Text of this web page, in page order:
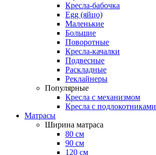
Кресла-бабочка
Egg (яйцо)
Маленькие
Большие
Поворотные
Кресла-качалки
Подвесные
Раскладные
Реклайнеры
Популярные
Кресла с механизмом
Кресла с подлокотниками
Матрасы
Ширина матраса
80 см
90 см
120 см